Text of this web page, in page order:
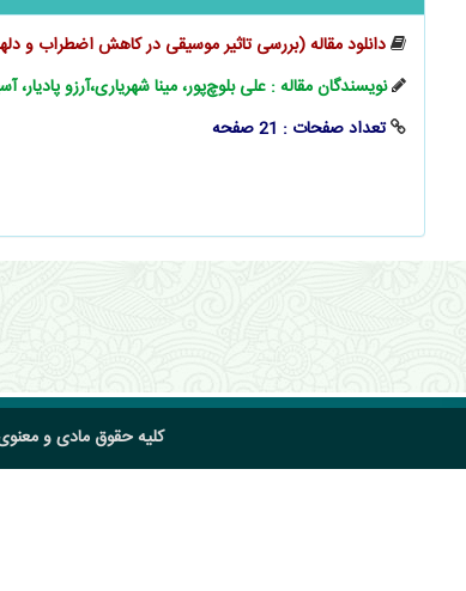
دانلود مقاله (بررسی تاثیر موسیقی در کاهش اضطراب و
نویسندگان مقاله : علی بلوچ‌پور، مینا شهریاری،آرزو پادیار،
تعداد صفحات : 21 صفحه
کلیه حقوق مادی و